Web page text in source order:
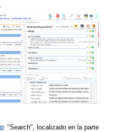
"Search", localizado en la parte